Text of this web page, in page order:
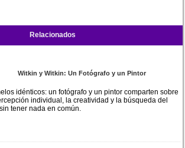
Relacionados
Witkin y Witkin: Un Fotógrafo y un Pintor
idénticos: un fotógrafo y un pintor comparten sobre
individual, la creatividad y la búsqueda del
tener nada en común.